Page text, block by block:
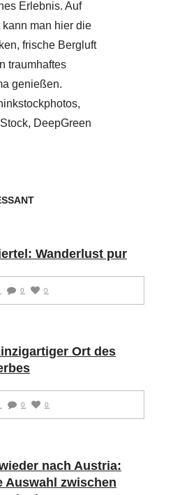
Erlebnis. Auf
man hier die
frische Bergluft
traumhaftes
genießen.
DeepGreen
Wanderlust pur
0 0
Ort des
0 0
nach Austria:
Auswahl zwischen